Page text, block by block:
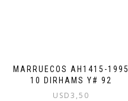
MARRUECOS AH1415-1995
10 DIRHAMS Y# 92
USD3,50